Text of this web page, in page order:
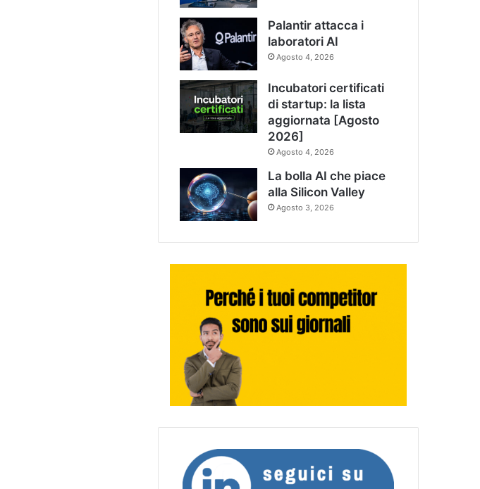
Palantir attacca i
laboratori AI
Agosto 4, 2026
Incubatori certificati
di startup: la lista
aggiornata [Agosto
2026]
Agosto 4, 2026
La bolla AI che piace
alla Silicon Valley
Agosto 3, 2026